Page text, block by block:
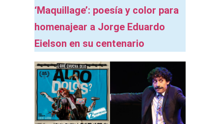
‘Maquillage’: poesía y color para
homenajear a Jorge Eduardo
Eielson en su centenario